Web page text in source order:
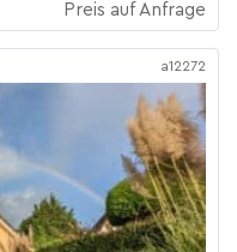
Preis auf Anfrage
a12272